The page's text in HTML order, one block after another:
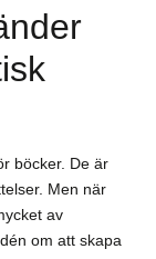
böcker. De är
Men när
av
om att skapa